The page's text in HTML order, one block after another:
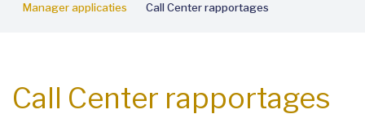
Manager applicaties Call Center rapportages
Call Center rapportages